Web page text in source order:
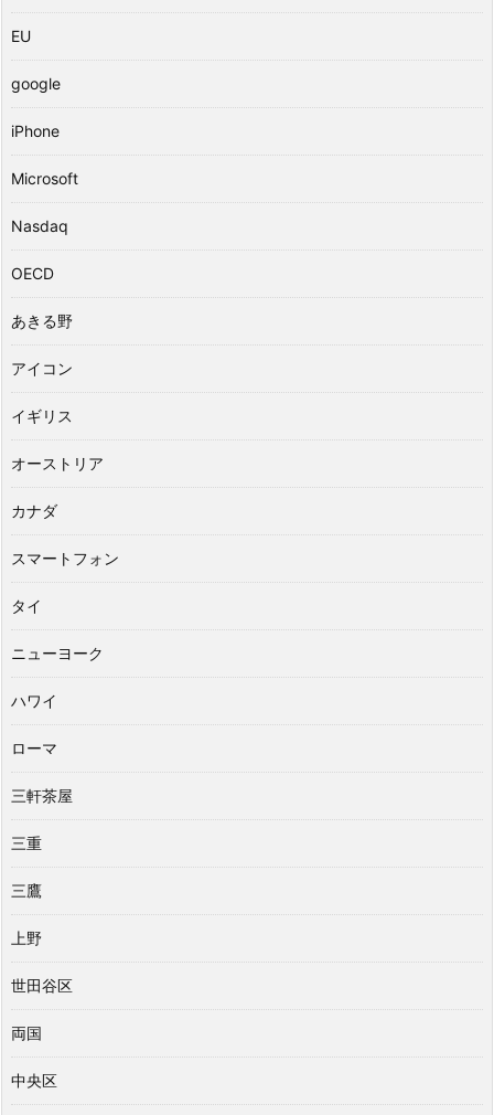
EU
google
iPhone
Microsoft
Nasdaq
OECD
あきる野
アイコン
イギリス
オーストリア
カナダ
スマートフォン
タイ
ニューヨーク
ハワイ
ローマ
三軒茶屋
三重
三鷹
上野
世田谷区
両国
中央区